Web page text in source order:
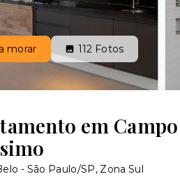
morar 112 Fotos
em
- São Paulo/SP, Zona Sul